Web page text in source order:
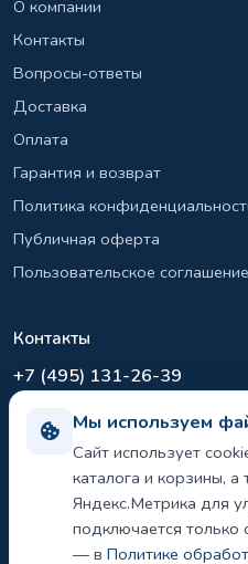
Мы используем
Сайт использует
каталога и корзины, а
Яндекс.Метрика для
подключается только
— в Политике
О компании
Контакты
Вопросы-ответы
Доставка
Оплата
Гарантия и возврат
Политика
Публичная оферта
Пользовательское соглашение
Контакты
+7 (495) 131-26-39
info@el-sirius.ru
МО, г. Раменское, ул. Карла
Склад: Шереметьево,
2026 ООО «ЭЛ-СИРИУС».